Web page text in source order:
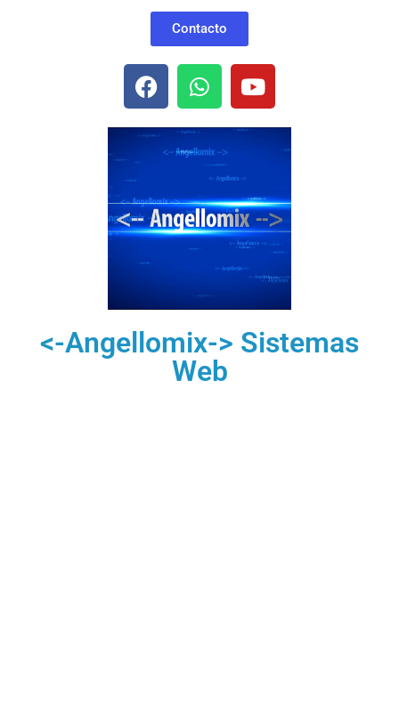
Contacto
<-Angellomix-> Sistemas
Web